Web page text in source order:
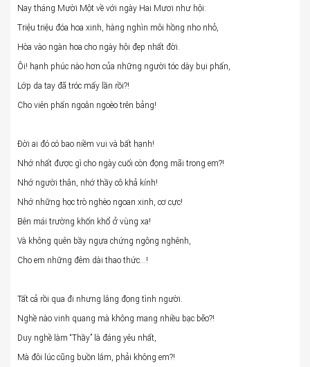
Nay tháng Mười Một về với ngày Hai Mươi như hội:
Triệu triệu đóa hoa xinh, hàng nghìn môi hồng nho nhỏ,
Hòa vào ngàn hoa cho ngày hội đẹp nhất đời.
Ôi! hạnh phúc nào hơn của những người tóc dày bụi phấn,
Lớp da tay đã tróc mấy lần rồi?!
Cho viên phấn ngoằn ngoèo trên bảng!
Đời ai đó có bao niềm vui và bất hạnh!
Nhớ nhất được gì cho ngày cuối còn đọng mãi trong em?!
Nhớ người thân, nhớ thầy cô khả kính!
Nhớ những học trò nghèo ngoan xinh, cơ cực!
Bên mái trường khốn khổ ở vùng xa!
Và không quên bầy ngựa chứng ngông nghênh,
Cho em những đêm dài thao thức…!
Tất cả rồi qua đi nhưng lắng đọng tình người.
Nghề nào vinh quang mà không mang nhiều bạc bẽo?!
Duy nghề làm “Thầy” là đáng yêu nhất,
Mà đôi lúc cũng buồn lắm, phải không em?!